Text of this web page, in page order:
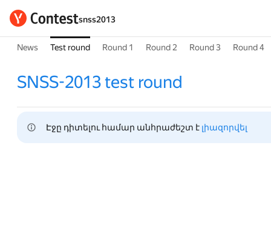
snss2013
News Test round Round 1 Round 2 Round 3 Round 4
SNSS-2013 test round
Էջը դիտելու համար անհրաժեշտ է լիազորվել